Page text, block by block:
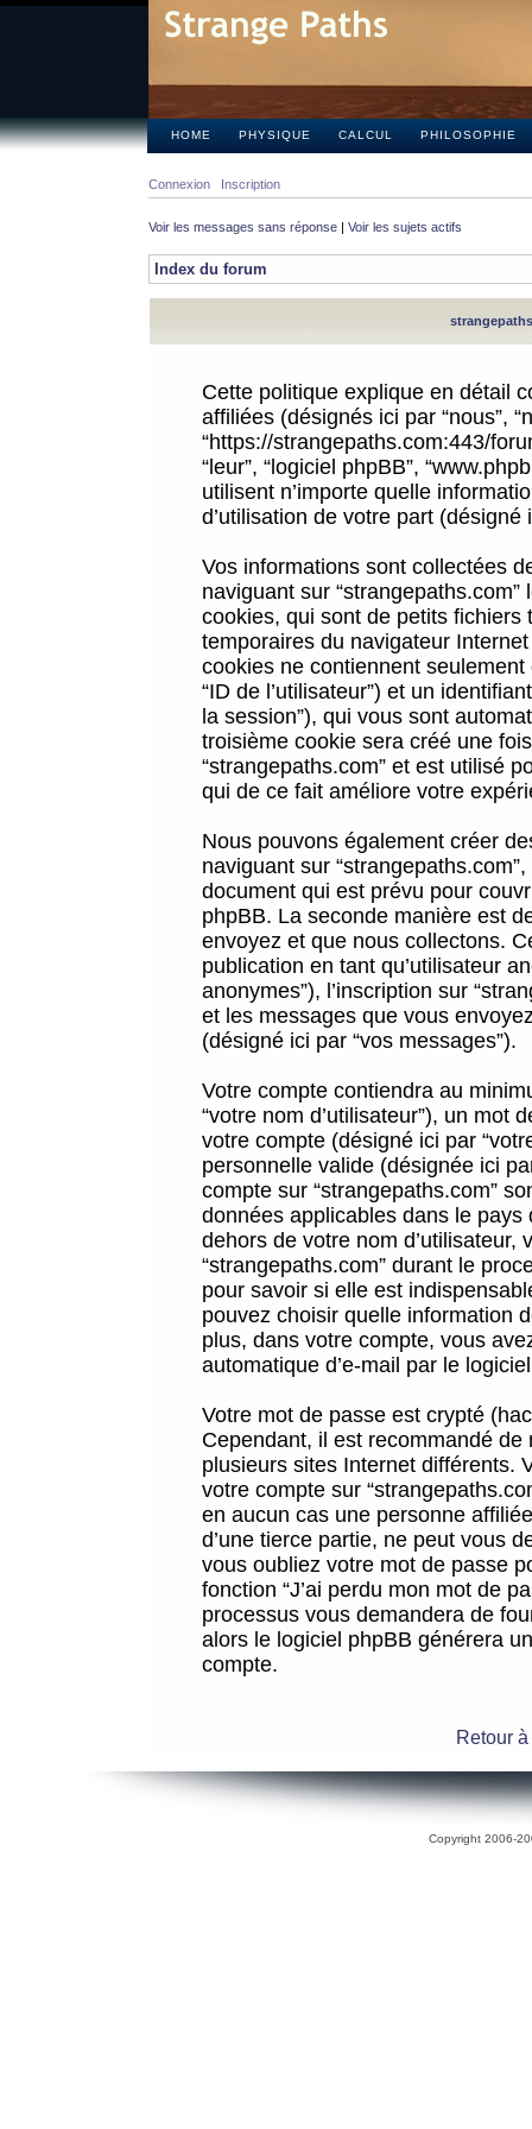
HOME PHYSIQUE CALCUL PHILOSOPHIE
Connexion Inscription
Voir les messages sans réponse | Voir les sujets actifs
Index du forum
Cette politique explique en détail
affiliées (désignés ici par “nous”,
“https://strangepaths.com:443/
“leur”, “logiciel phpBB”,
utilisent n’importe quelle
d’utilisation de votre part (désigné
Vos informations sont collectées
naviguant sur
cookies, qui sont de petits
temporaires du navigateur
cookies ne contiennent
“ID de l’utilisateur”) et un
la session”), qui vous sont
troisième cookie sera créé une
“strangepaths.com” et est utilisé
qui de ce fait améliore votre
Nous pouvons également créer
naviguant sur
document qui est prévu pour
phpBB. La seconde manière est
envoyez et que nous collectons.
publication en tant qu’utilisateur
anonymes”), l’inscription sur
et les messages que vous
(désigné ici par “vos messages”).
Votre compte contiendra au
“votre nom d’utilisateur”), un mot
votre compte (désigné ici par
personnelle valide (désignée ici
compte sur “strangepaths.com”
données applicables dans le
dehors de votre nom
“strangepaths.com” durant le
pour savoir si elle est
pouvez choisir quelle information
plus, dans votre compte, vous
automatique d’e-mail par le
Votre mot de passe est crypté
Cependant, il est recommandé
plusieurs sites Internet différents.
votre compte sur
en aucun cas une personne
d’une tierce partie, ne peut vous
vous oubliez votre mot de passe
fonction “J’ai perdu mon mot de
processus vous demandera de
alors le logiciel phpBB générera
compte.
Retour
Copyright 2006-